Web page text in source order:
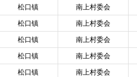
省级生态公益林效益补偿专项资金
松口镇 南上村委会
松口镇 南上村委会
松口镇 南上村委会
松口镇 南上村委会
松口镇 南上村委会